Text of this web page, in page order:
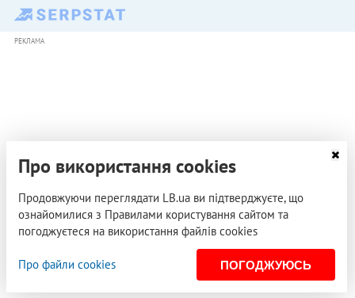
РЕКЛАМА
Про використання cookies
Продовжуючи переглядати LB.ua ви підтверджуєте, що
ознайомилися з Правилами користування сайтом та
погоджуєтеся на використання файлів cookies
Про файли cookies ПОГОДЖУЮСЬ